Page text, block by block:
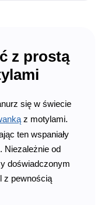
z prostą
się w świecie
z motylami.
ten wspaniały
Niezależnie od
doświadczonym
z pewnością